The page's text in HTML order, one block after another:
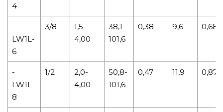
4
-
LW1L-
6
3/8
1,5-
4,00
38,1-
101,6
0,38 9,6 0,68
-
LW1L-
8
1/2
2,0-
4,00
50,8-
101,6
0,47 11,9 0,87